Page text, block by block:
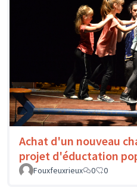
Achat d'un nouveau
projet d'éductation
Fouxfeuxrieux
0 0